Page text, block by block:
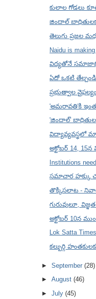
కులాల గోడలు
జిందాల్
తెలుగు ప్రజల
Naidu is
విద్యతోనే
ఏదో ఒకటి తేల్చండి
ప్రభుత్వాల
'అమరావతి'కి
'జిందాల్'
విద్యావ్యవస్థలో
అక్టోబర్ 14,
Institutions
సమాచార హక్కు
తొక్కిసలాట -
గురువులూ,
అక్టోబర్ 10న
Lok Satta
కల్బుర్గి
►September(28)
►August(46)
►July(45)